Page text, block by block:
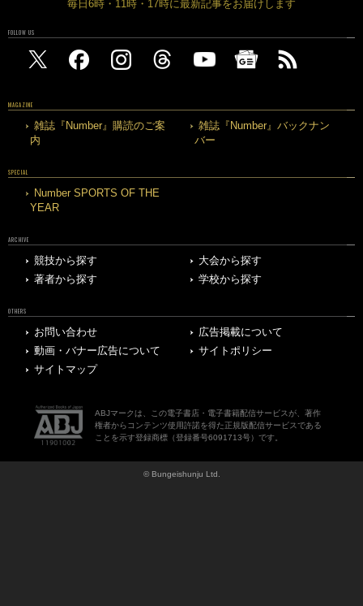
毎日6時・11時・17時に最新記事をお届けします
FOLLOW US
MAGAZINE
雑誌『Number』購読のご案
内
雑誌『Number』バックナン
バー
SPECIAL
Number SPORTS OF THE
YEAR
ARCHIVE
競技から探す
大会から探す
著者から探す
学校から探す
OTHERS
お問い合わせ
広告掲載について
動画・バナー広告について
サイトポリシー
サイトマップ
ABJマークは、この電子書店・電子書籍配信サービスが、著作
権者からコンテンツ使用許諾を得た正規版配信サービスである
ことを示す登録商標（登録番号6091713号）です。
© Bungeishunju Ltd.